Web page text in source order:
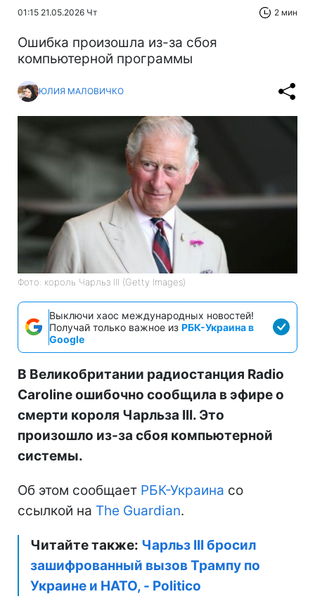
01:15 21.05.2026 Чт 2 мин
Ошибка произошла из-за сбоя
компьютерной программы
ЮЛИЯ МАЛОВИЧКО
Фото: король Чарльз III (Getty Images)
Выключи хаос международных новостей!
Получай только важное из РБК-Украина в
Google
В Великобритании радиостанция Radio
Caroline ошибочно сообщила в эфире о
смерти короля Чарльза III. Это
произошло из-за сбоя компьютерной
системы.
Об этом сообщает РБК-Украина со
ссылкой на The Guardian.
Читайте также: Чарльз III бросил
зашифрованный вызов Трампу по
Украине и НАТО, - Politico